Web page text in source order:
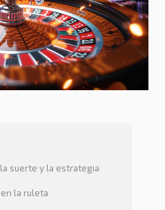
suerte y la estrategia
la ruleta